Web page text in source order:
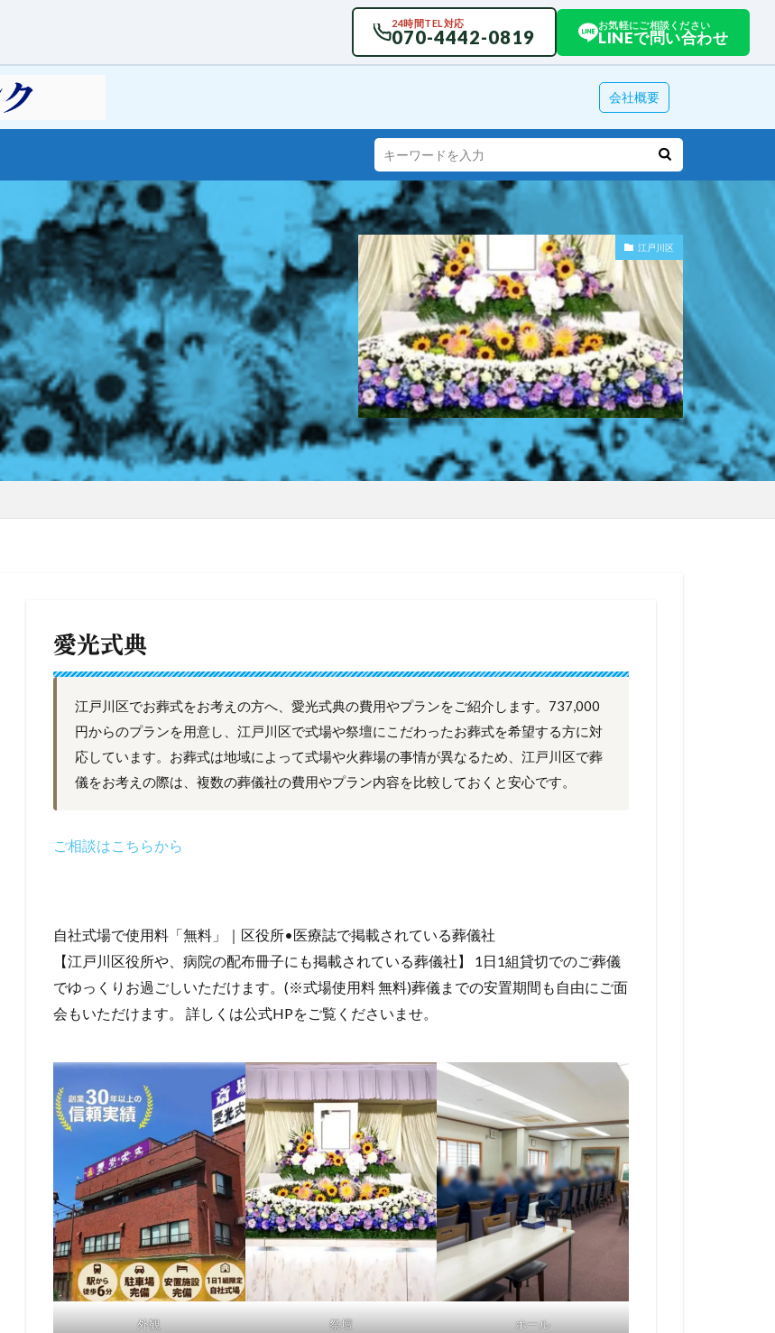
24時間TEL対応
070-4442-0819
お気軽にご相談ください
LINEで問い合わせ
会社概要
江戸川区
愛光式典
江戸川区でお葬式をお考えの方へ、愛光式典の費用やプランをご紹介します。737,000
円からのプランを用意し、江戸川区で式場や祭壇にこだわったお葬式を希望する方に対
応しています。お葬式は地域によって式場や火葬場の事情が異なるため、江戸川区で葬
儀をお考えの際は、複数の葬儀社の費用やプラン内容を比較しておくと安心です。
ご相談はこちらから
自社式場で使用料「無料」｜区役所•医療誌で掲載されている葬儀社
【江戸川区役所や、病院の配布冊子にも掲載されている葬儀社】 1日1組貸切でのご葬儀
でゆっくりお過ごしいただけます。(※式場使用料 無料)葬儀までの安置期間も自由にご面
会もいただけます。 詳しくは公式HPをご覧くださいませ。
外観 祭壇 ホール